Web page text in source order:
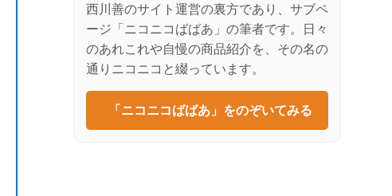
西川善のサイト運営の裏方であり、サブペ
ージ「ニコニコばばあ」の筆者です。日々
のあれこれや自慢の商品紹介を、その名の
通りニコニコと綴っています。
「ニコニコばばあ」をのぞいてみる